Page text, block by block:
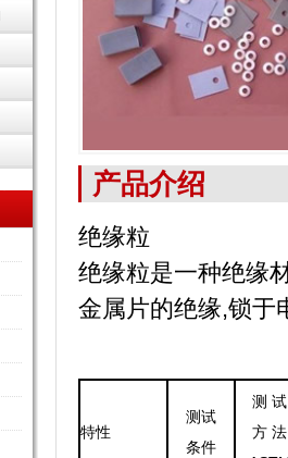
产品介绍
绝缘粒
绝缘粒是一种绝缘
金属片的绝缘,锁于
特性
测试
条件
测 试
方 法